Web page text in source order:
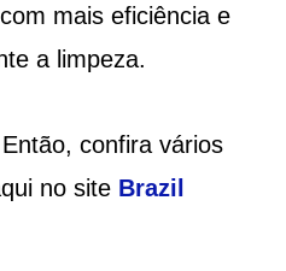
mais eficiência e
a limpeza.
confira vários
no site Brazil